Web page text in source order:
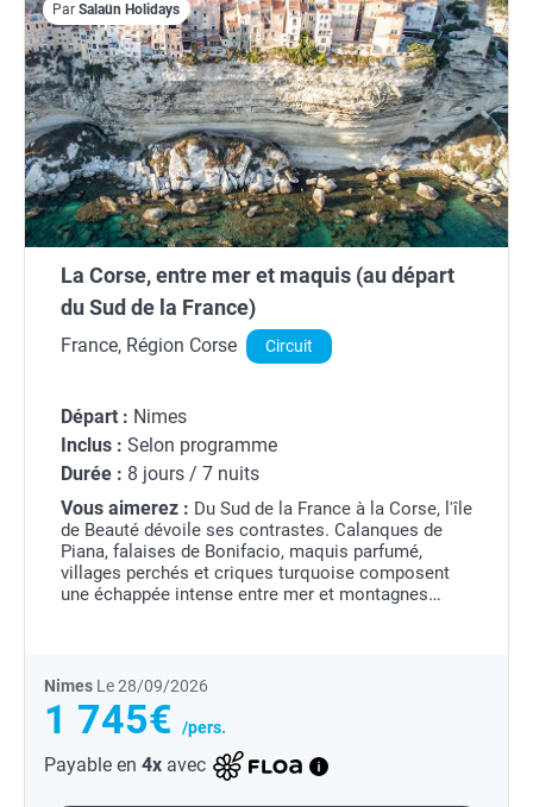
Par Salaün Holidays
La Corse, entre mer et maquis (au départ
du Sud de la France)
France, Région Corse Circuit
Départ : Nimes
Inclus : Selon programme
Durée : 8 jours / 7 nuits
Vous aimerez : Du Sud de la France à la Corse, l'île
de Beauté dévoile ses contrastes. Calanques de
Piana, falaises de Bonifacio, maquis parfumé,
villages perchés et criques turquoise composent
une échappée intense entre mer et montagnes
Nimes Le 28/09/2026
1 745€ /pers.
Payable en 4x avec